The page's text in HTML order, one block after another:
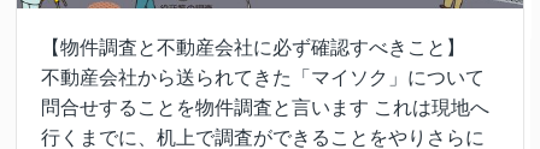
【物件調査と不動産会社に必ず確認すべきこと】
不動産会社から送られてきた「マイソク」について
問合せすることを物件調査と言います これは現地へ
行くまでに、机上で調査ができることをやりさらに